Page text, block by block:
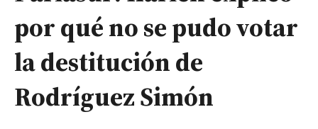
por qué no se pudo votar
la destitución de
Rodríguez Simón